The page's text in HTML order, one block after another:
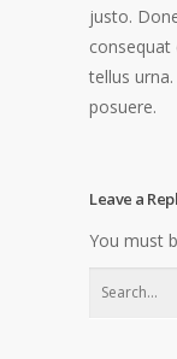
justo.
consequat
tellus
posuere.
Leave a
You must